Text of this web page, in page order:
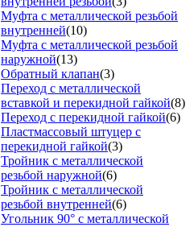
Муфта с металлической резьбой
внутренней(10)
Муфта с металлической резьбой
наружной(13)
Обратный клапан(3)
Переход с металлической
вставкой и перекидной гайкой(8)
Переход с перекидной гайкой(6)
Пластмассовый штуцер с
перекидной гайкой(3)
Тройник с металлической
резьбой наружной(6)
Тройник с металлической
резьбой внутренней(6)
Угольник 90° с металлической